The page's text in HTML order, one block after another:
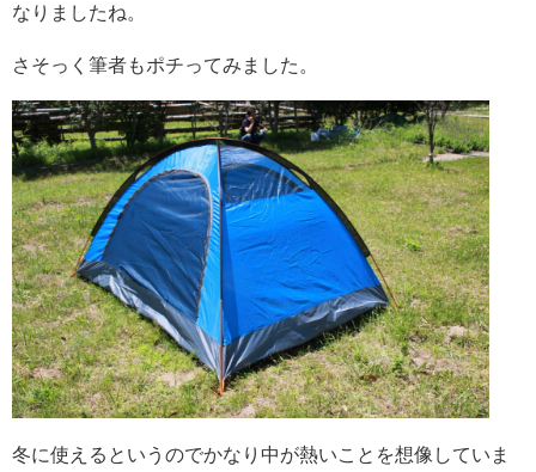
なりましたね。
さそっく筆者もポチってみました。
冬に使えるというのでかなり中が熱いことを想像していま